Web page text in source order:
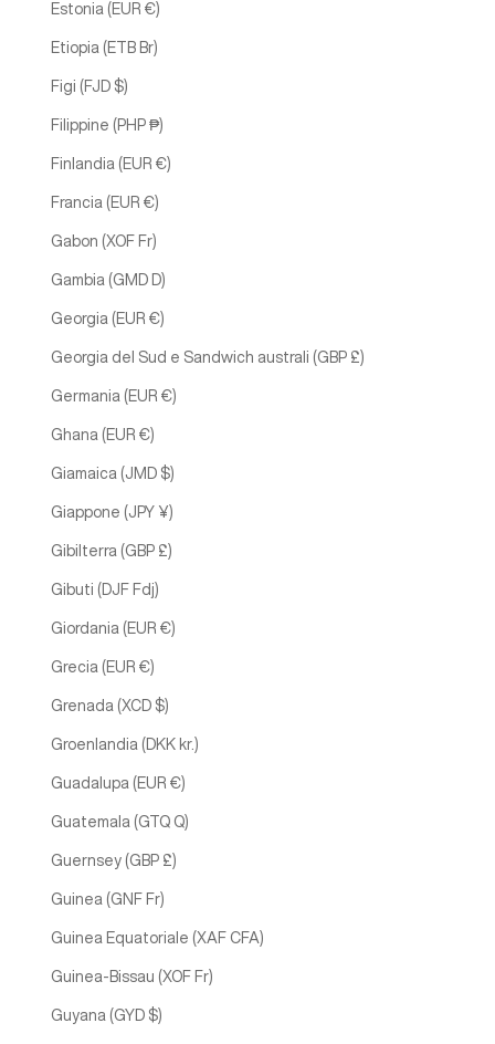
Estonia (EUR €)
Etiopia (ETB Br)
Figi (FJD $)
Filippine (PHP ₱)
Finlandia (EUR €)
Francia (EUR €)
Gabon (XOF Fr)
Gambia (GMD D)
Georgia (EUR €)
Georgia del Sud e Sandwich australi (GBP £)
Germania (EUR €)
Ghana (EUR €)
Giamaica (JMD $)
Giappone (JPY ¥)
Gibilterra (GBP £)
Gibuti (DJF Fdj)
Giordania (EUR €)
Grecia (EUR €)
Grenada (XCD $)
Groenlandia (DKK kr.)
Guadalupa (EUR €)
Guatemala (GTQ Q)
Guernsey (GBP £)
Guinea (GNF Fr)
Guinea Equatoriale (XAF CFA)
Guinea-Bissau (XOF Fr)
Guyana (GYD $)